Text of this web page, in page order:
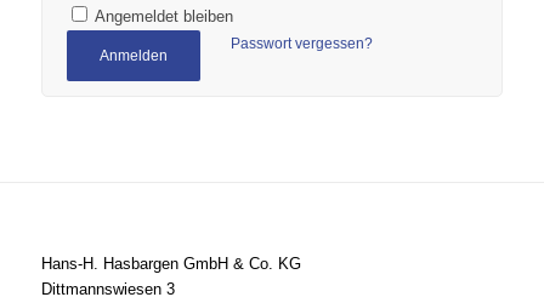
Angemeldet bleiben
Anmelden
Passwort vergessen?
Hans-H. Hasbargen GmbH & Co. KG
Dittmannswiesen 3